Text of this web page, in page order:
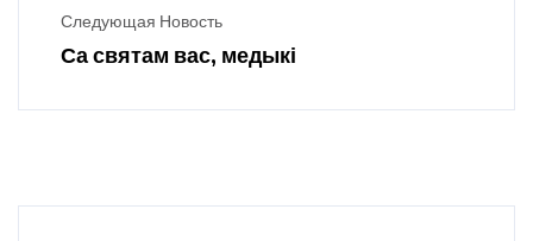
Следующая Новость
Са святам вас, медыкі